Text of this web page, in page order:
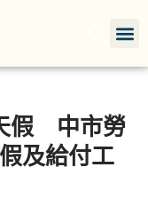
假 中市勞
及給付工